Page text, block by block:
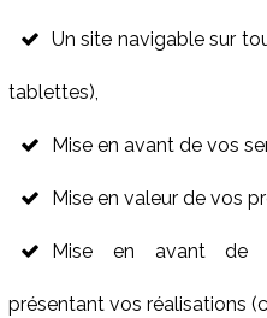
Un site navigable sur
tablettes),
Mise en avant de vos
Mise en valeur de vos
Mise en avant de
présentant vos réalisations